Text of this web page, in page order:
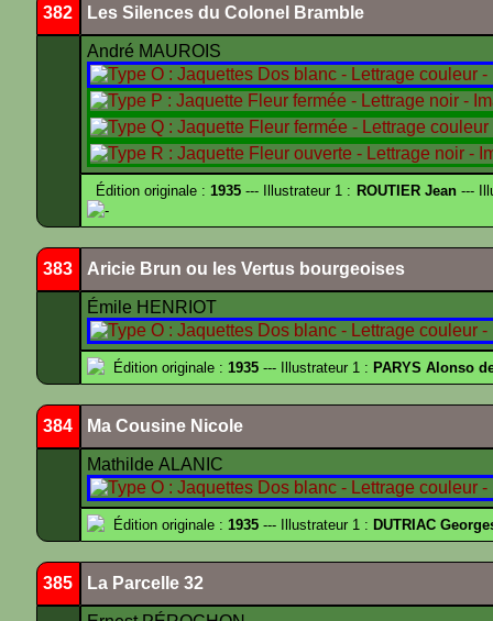
382 Les Silences du Colonel Bramble
André MAUROIS
Édition originale :1935 --- Illustrateur 1 : ROUTIER Jean---
-
383 Aricie Brun ou les Vertus bourgeoises
Émile HENRIOT
Édition originale : 1935 --- Illustrateur 1 : PARYS Alonso
384 Ma Cousine Nicole
Mathilde ALANIC
Édition originale : 1935 --- Illustrateur 1 : DUTRIAC
385 La Parcelle 32